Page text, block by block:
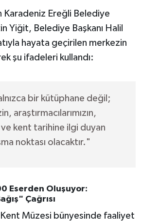
Karadeniz Ereğli Belediye
Yiğit, Belediye Başkanı Halil
hayata geçirilen merkezin
şu ifadeleri kullandı:
bir kütüphane değil;
araştırmacılarımızın,
ve kent tarihine ilgi duyan
noktası olacaktır."
Eserden Oluşuyor:
Çağrısı
Müzesi bünyesinde faaliyet